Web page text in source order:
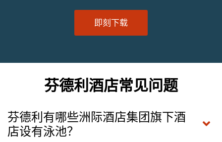
即刻下载
芬德利酒店常见问题
芬德利有哪些洲际酒店集团旗下酒
店设有泳池？